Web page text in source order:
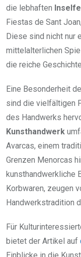
die lebhaften
Fiestas de Sant
Diese sind nicht nur
mittelalterlichen
die reiche
Eine Besonderheit
sind die vielfältigen
des Handwerks
Kunsthandwerk
Avarcas, einem
Grenzen Menorcas
kunsthandwerkliche
Korbwaren, zeugen
Handwerkstradition
Für
bietet der Artikel auf